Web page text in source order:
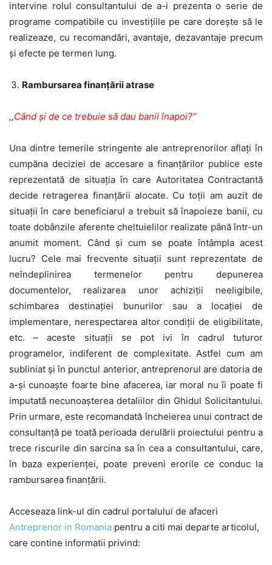
intervine rolul consultantului de a-i prezenta o serie de
programe compatibile cu investițiile pe care dorește să le
realizeaze, cu recomandări, avantaje, dezavantaje precum
și efecte pe termen lung.
Rambursarea finanțării atrase
,,Când și de ce trebuie să dau banii înapoi?”
Una dintre temerile stringente ale antreprenorilor aflați în
cumpăna deciziei de accesare a finanțărilor publice este
reprezentată de situația în care Autoritatea Contractantă
decide retragerea finanțării alocate. Cu toții am auzit de
situații în care beneficiarul a trebuit să înapoieze banii, cu
toate dobânzile aferente cheltuielilor realizate până într-un
anumit moment. Când și cum se poate întâmpla acest
lucru? Cele mai frecvente situații sunt reprezentate de
neîndeplinirea termenelor pentru depunerea
documentelor, realizarea unor achiziții neeligibile,
schimbarea destinației bunurilor sau a locației de
implementare, nerespectarea altor condiții de eligibilitate,
etc. – aceste situații se pot ivi în cadrul tuturor
programelor, indiferent de complexitate. Astfel cum am
subliniat și în punctul anterior, antreprenorul are datoria de
a-și cunoaște foarte bine afacerea, iar moral nu îi poate fi
imputată necunoașterea detaliilor din Ghidul Solicitantului.
Prin urmare, este recomandată încheierea unui contract de
consultanță pe toată perioada derulării proiectului pentru a
trece riscurile din sarcina sa în cea a consultantului, care,
în baza experienței, poate preveni erorile ce conduc la
rambursarea finanțării.
Acceseaza link-ul din cadrul portalului de afaceri
Antreprenor in Romania pentru a citi mai departe articolul,
care contine informatii privind: